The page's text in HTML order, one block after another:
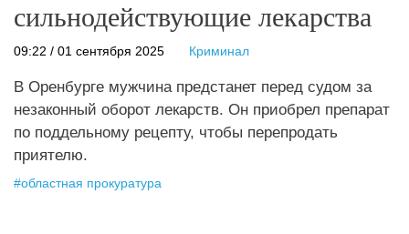
сильнодействующие лекарства
09:22 / 01 сентября 2025 Криминал
В Оренбурге мужчина предстанет перед судом за
незаконный оборот лекарств. Он приобрел препарат
по поддельному рецепту, чтобы перепродать
приятелю.
#областная прокуратура